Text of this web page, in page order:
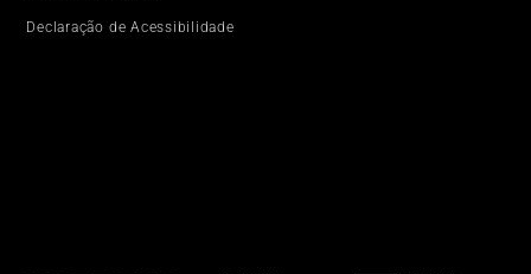
Declaração de Acessibilidade